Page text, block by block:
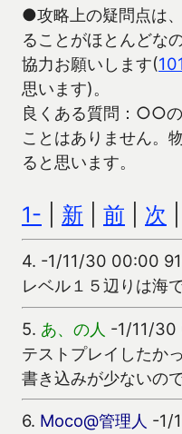
●攻略上の疑問点は
ることがほとんどな
協力お願いします(
思います)。
良くある質問：○○
ことはありません。
ると思います。
1- 新 前 次
4. -1/11/30 00:00
レベル１５辺りは海
5. あ、の人 -1/11/30
テストプレイしたか
書き込みが少ないの
6. Moco@管理人 -1/